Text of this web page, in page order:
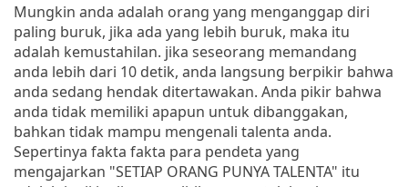
Mungkin anda adalah orang yang menganggap diri
paling buruk, jika ada yang lebih buruk, maka itu
adalah kemustahilan. jika seseorang memandang
anda lebih dari 10 detik, anda langsung berpikir bahwa
anda sedang hendak ditertawakan. Anda pikir bahwa
anda tidak memiliki apapun untuk dibanggakan,
bahkan tidak mampu mengenali talenta anda.
Sepertinya fakta fakta para pendeta yang
mengajarkan "SETIAP ORANG PUNYA TALENTA" itu